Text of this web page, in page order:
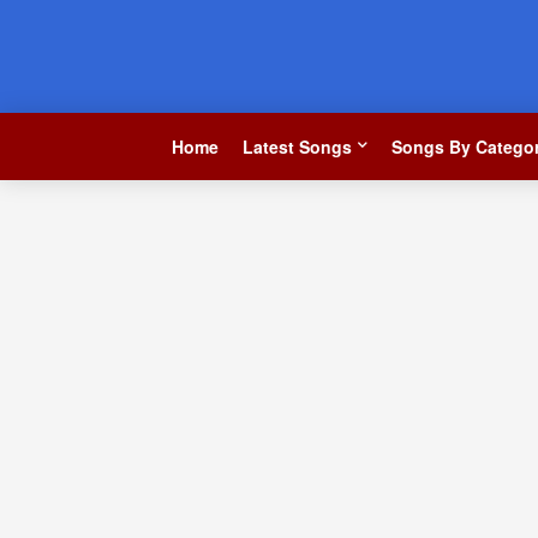
Home Latest Songs Songs By